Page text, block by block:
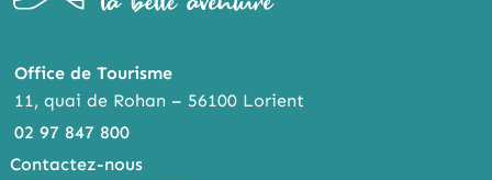
Office de Tourisme
11, quai de Rohan – 56100 Lorient
02 97 847 800
Contactez-nous